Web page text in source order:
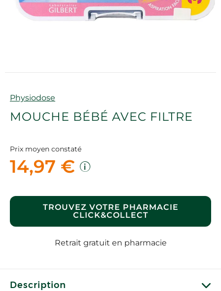
Marque
Physiodose
MOUCHE BÉBÉ AVEC FILTRE
Prix moyen constaté
14,97 €
TROUVEZ VOTRE PHARMACIE
CLICK&COLLECT
Retrait gratuit en pharmacie
Description